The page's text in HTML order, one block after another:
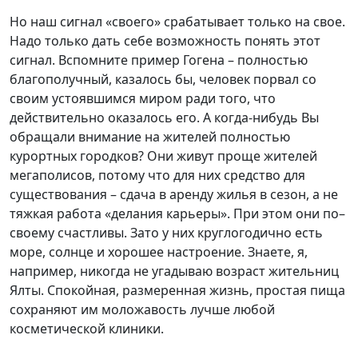
Но наш сигнал «своего» срабатывает только на свое.
Надо только дать себе возможность понять этот
сигнал. Вспомните пример Гогена – полностью
благополучный, казалось бы, человек порвал со
своим устоявшимся миром ради того, что
действительно оказалось его. А когда-нибудь Вы
обращали внимание на жителей полностью
курортных городков? Они живут проще жителей
мегаполисов, потому что для них средство для
существования – сдача в аренду жилья в сезон, а не
тяжкая работа «делания карьеры». При этом они по–
своему счастливы. Зато у них круглогодично есть
море, солнце и хорошее настроение. Знаете, я,
например, никогда не угадываю возраст жительниц
Ялты. Спокойная, размеренная жизнь, простая пища
сохраняют им моложавость лучше любой
косметической клиники.